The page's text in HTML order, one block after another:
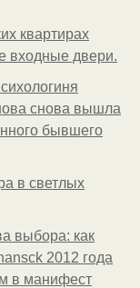
квартирах
входные двери.
снова вышла
бывшего
в светлых
выбора: как
2012 года
в манифест